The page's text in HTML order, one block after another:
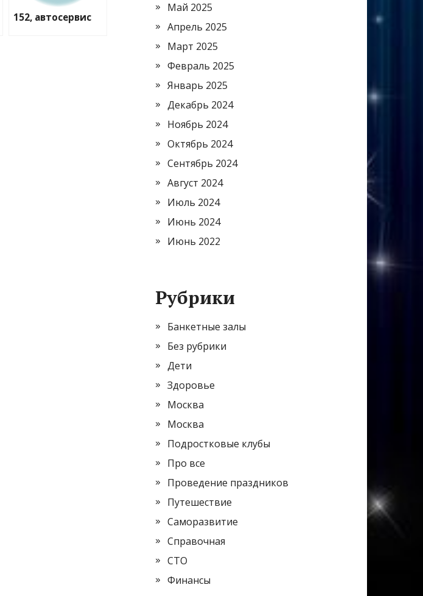
152, автосервис
Май 2025
Апрель 2025
Март 2025
Февраль 2025
Январь 2025
Декабрь 2024
Ноябрь 2024
Октябрь 2024
Сентябрь 2024
Август 2024
Июль 2024
Июнь 2024
Июнь 2022
Рубрики
Банкетные залы
Без рубрики
Дети
Здоровье
Москва
Москва
Подростковые клубы
Про все
Проведение праздников
Путешествие
Саморазвитие
Справочная
СТО
Финансы